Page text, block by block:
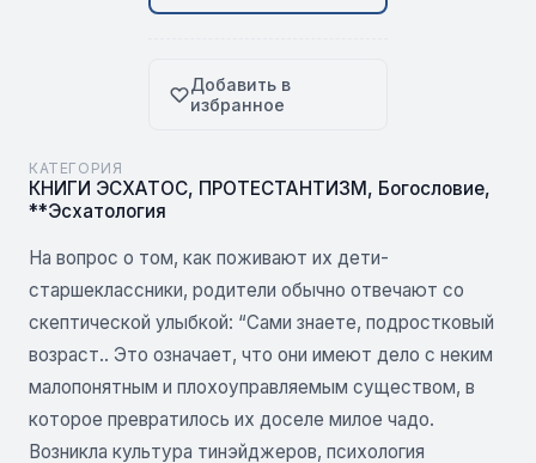
Добавить в
избранное
КАТЕГОРИЯ
КНИГИ ЭСХАТОС, ПРОТЕСТАНТИЗМ, Богословие,
**Эсхатология
На вопрос о том, как поживают их дети-
старшеклассники, родители обычно отвечают со
скептической улыбкой: “Сами знаете, подростковый
возраст.. Это означает, что они имеют дело с неким
малопонятным и плохоуправляемым существом, в
которое превратилось их доселе милое чадо.
Возникла культура тинэйджеров, психология